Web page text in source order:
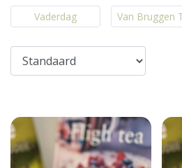
Vaderdag Van Bruggen